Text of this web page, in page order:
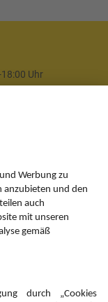
Uhr